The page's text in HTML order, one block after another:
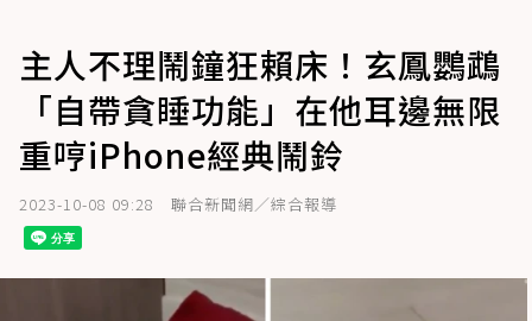
主人不理鬧鐘狂賴床！玄鳳鸚鵡
「自帶貪睡功能」在他耳邊無限
重哼iPhone經典鬧鈴
2023-10-08 09:28 聯合新聞網／綜合報導